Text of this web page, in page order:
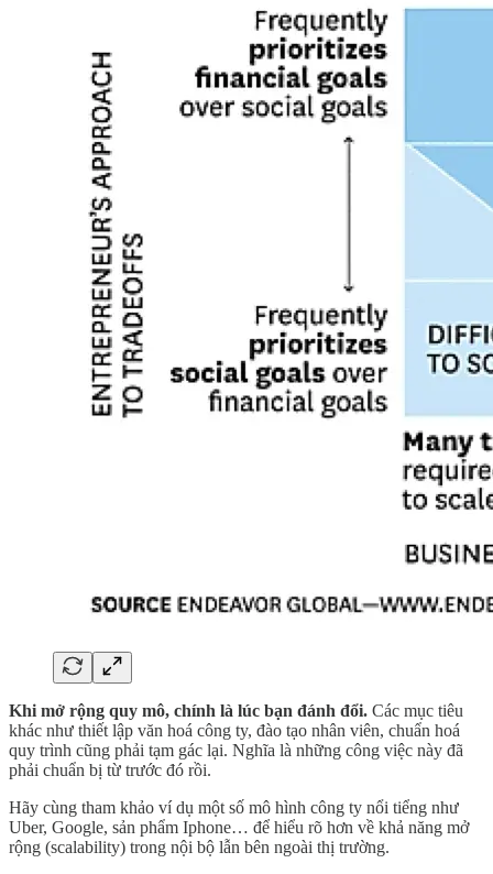
Khi mở rộng quy mô, chính là lúc bạn đánh đổi. Các mục tiêu
khác như thiết lập văn hoá công ty, đào tạo nhân viên, chuẩn hoá
quy trình cũng phải tạm gác lại. Nghĩa là những công việc này đã
phải chuẩn bị từ trước đó rồi.
Hãy cùng tham khảo ví dụ một số mô hình công ty nổi tiểng như
Uber, Google, sản phẩm Iphone… để hiểu rõ hơn về khả năng mở
rộng (scalability) trong nội bộ lẫn bên ngoài thị trường.